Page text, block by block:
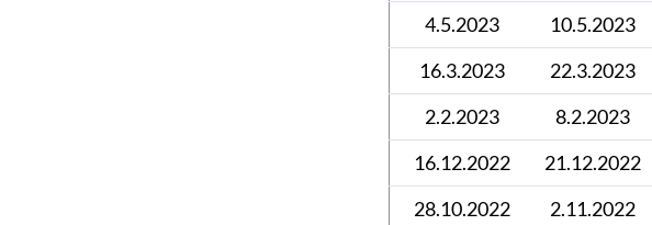
4.5.2023
10.5.2023
16.3.2023
22.3.2023
2.2.2023
8.2.2023
16.12.2022
21.12.2022
28.10.2022
2.11.2022